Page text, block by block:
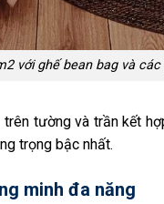
với ghế bean bag và
tường và trần kết
trọng bậc nhất.
minh đa năng